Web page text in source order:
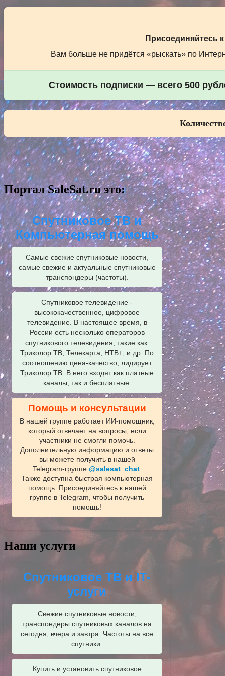
Присоединяйтесь
Вам больше не придётся «рыскать» по
Стоимость подписки — всего 500
Портал SaleSat.ru это:
Спутниковое ТВ и
Компьютерная помощь
Самые свежие спутниковые новости,
самые свежие и актуальные спутниковые
транспондеры (частоты).
Спутниковое телевидение -
высококачественное, цифровое
телевидение. В настоящее время, в
России есть несколько операторов
спутникового телевидения, такие как:
Триколор ТВ, Телекарта, НТВ+, и др. По
соотношению цена-качество, лидирует
Триколор ТВ. В него входят как платные
каналы, так и бесплатные.
Помощь и консультации
В нашей группе работает ИИ‑помощник,
который отвечает на вопросы, если
участники не смогли помочь.
Дополнительную информацию и ответы
вы можете получить в нашей
Telegram‑группе @salesat_chat.
Также доступна быстрая компьютерная
помощь. Присоединяйтесь к нашей
группе в Telegram, чтобы получить
помощь!
Наши услуги
Спутниковое ТВ и IT-
услуги
Свежие спутниковые новости,
транспондеры спутниковых каналов на
сегодня, вчера и завтра. Частоты на все
спутники.
Купить и установить спутниковое